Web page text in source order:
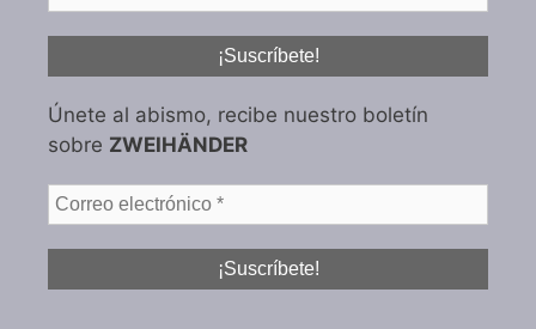
Únete al abismo, recibe nuestro boletín
sobre ZWEIHÄNDER